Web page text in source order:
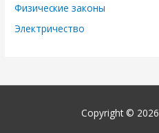
Физические законы
Электричество
Copyright © 2026